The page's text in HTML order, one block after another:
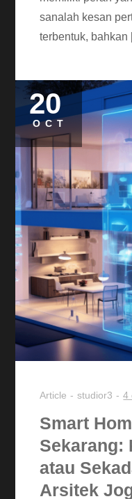
sanalah kesan
terbentuk,
20
OCT
Article studior3 4
Smart
Sekarang:
atau
Arsitek